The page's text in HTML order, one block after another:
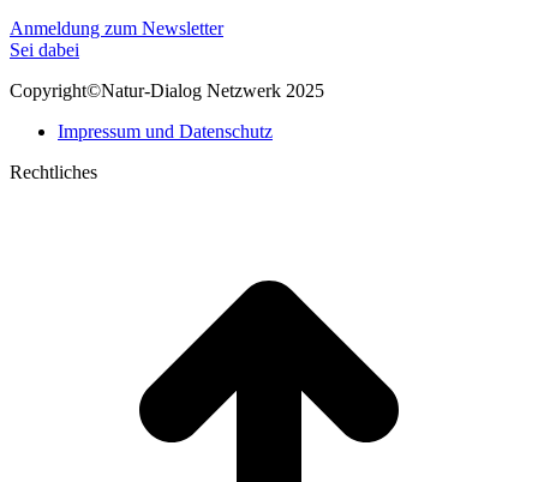
Linkedin
page
in
window
E-
Mail
opens
new
Anmeldung zum Newsletter
Sei dabei
Copyright©Natur-Dialog Netzwerk 2025
Impressum und Datenschutz
Rechtliches